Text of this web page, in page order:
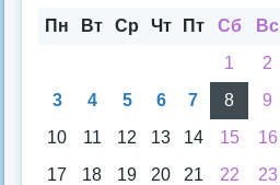
аря
Пн Вт Ср Чт Пт Сб
Вс
1
2
3
4 5 6 7 8
9
10
11 12 13 14 15
16
17
18 19 20 21 22
23